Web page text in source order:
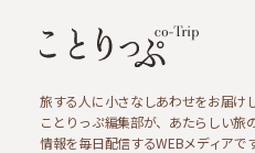
旅する人に小さなしあわせをお届けし
ことりっぷ編集部が、あたらしい旅
情報を毎日配信するWEBメディアです